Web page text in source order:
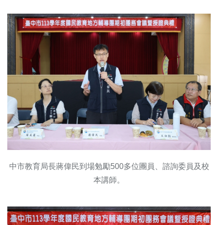
中市教育局長蔣偉民到場勉勵500多位團員、諮詢委員及校
本講師。